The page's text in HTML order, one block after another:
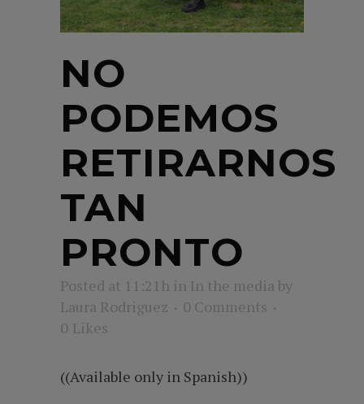
NO
PODEMOS
RETIRARNOS
TAN
PRONTO
Posted at 11:21h in In the media by
Laura Rodriguez
0 Comments
0 Likes
((Available only in Spanish))